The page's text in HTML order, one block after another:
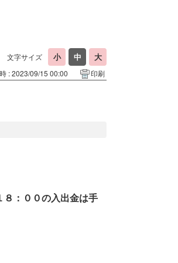
文字サイズ
: 2023/09/15 00:00 印刷
：００の入出金は手